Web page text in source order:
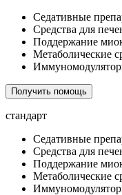
Седативные
Средства для
Поддержание
Метаболические
Получить помощь
стандарт
Седативные
Средства для
Поддержание
Метаболические